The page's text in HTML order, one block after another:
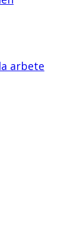
arbete